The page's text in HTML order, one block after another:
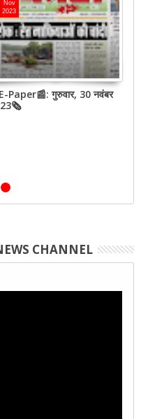
Nov
2023
Paper📰: गुरुवार, 30 नवंबर
CHANNEL